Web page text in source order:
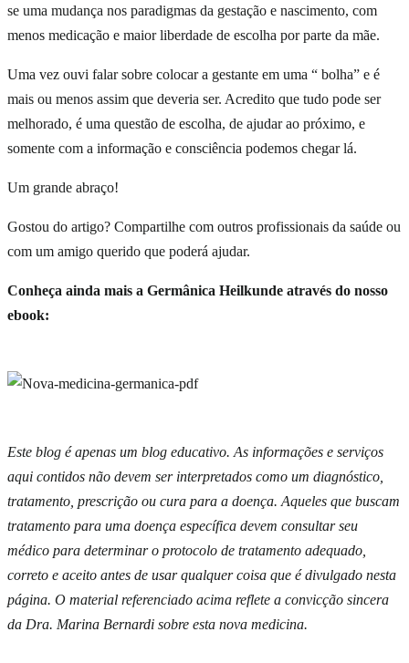
se uma mudança nos paradigmas da gestação e nascimento, com
menos medicação e maior liberdade de escolha por parte da mãe.
Uma vez ouvi falar sobre colocar a gestante em uma “ bolha” e é
mais ou menos assim que deveria ser. Acredito que tudo pode ser
melhorado, é uma questão de escolha, de ajudar ao próximo, e
somente com a informação e consciência podemos chegar lá.
Um grande abraço!
Gostou do artigo? Compartilhe com outros profissionais da saúde ou
com um amigo querido que poderá ajudar.
Conheça ainda mais a Germânica Heilkunde através do nosso
ebook:
Este blog é apenas um blog educativo. As informações e serviços
aqui contidos não devem ser interpretados como um diagnóstico,
tratamento, prescrição ou cura para a doença. Aqueles que buscam
tratamento para uma doença específica devem consultar seu
médico para determinar o protocolo de tratamento adequado,
correto e aceito antes de usar qualquer coisa que é divulgado nesta
página. O material referenciado acima reflete a convicção sincera
da Dra. Marina Bernardi sobre esta nova medicina.